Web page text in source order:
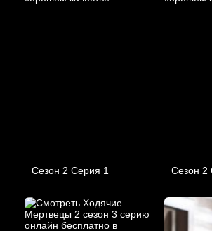
Сезон 2 Серия 1 Сезон 2